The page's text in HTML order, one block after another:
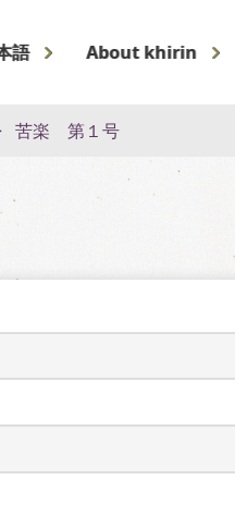
語 About khirin
苦楽 第１号